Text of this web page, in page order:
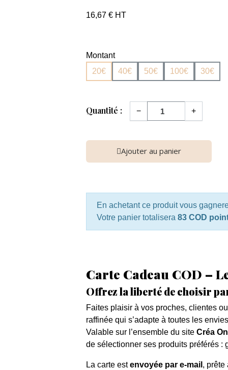
16,67 € HT
Montant
20€
40€ 50€ 100€ 30€
Quantité : − +
Ajouter au panier
En achetant ce produit vous
Votre panier totalisera 83 COD
Carte Cadeau COD –
Offrez la liberté de choisir
Faites plaisir à vos proches, clientes
raffinée qui s’adapte à toutes les
Valable sur l’ensemble du site Créa
de sélectionner ses produits préférés :
La carte estenvoyée par e-mail , prête